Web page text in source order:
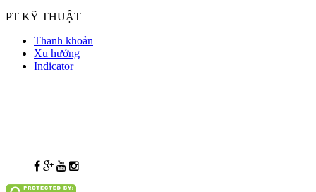
PT KỸ THUẬT
Thanh khoản
Xu hướng
Indicator